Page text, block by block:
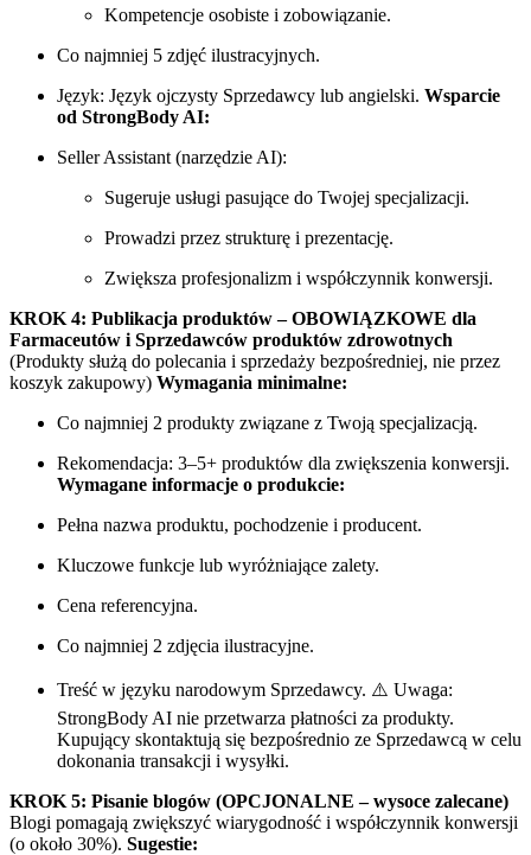
Kompetencje osobiste i zobowiązanie.
Co najmniej 5 zdjęć ilustracyjnych.
Język: Język ojczysty Sprzedawcy lub angielski. Wsparcie
od StrongBody AI:
Seller Assistant (narzędzie AI):
Sugeruje usługi pasujące do Twojej specjalizacji.
Prowadzi przez strukturę i prezentację.
Zwiększa profesjonalizm i współczynnik konwersji.
KROK 4: Publikacja produktów – OBOWIĄZKOWE dla
Farmaceutów i Sprzedawców produktów zdrowotnych
(Produkty służą do polecania i sprzedaży bezpośredniej, nie przez
koszyk zakupowy) Wymagania minimalne:
Co najmniej 2 produkty związane z Twoją specjalizacją.
Rekomendacja: 3–5+ produktów dla zwiększenia konwersji.
Wymagane informacje o produkcie:
Pełna nazwa produktu, pochodzenie i producent.
Kluczowe funkcje lub wyróżniające zalety.
Cena referencyjna.
Co najmniej 2 zdjęcia ilustracyjne.
Treść w języku narodowym Sprzedawcy. ⚠️ Uwaga:
StrongBody AI nie przetwarza płatności za produkty.
Kupujący skontaktują się bezpośrednio ze Sprzedawcą w celu
dokonania transakcji i wysyłki.
KROK 5: Pisanie blogów (OPCJONALNE – wysoce zalecane)
Blogi pomagają zwiększyć wiarygodność i współczynnik konwersji
(o około 30%). Sugestie: